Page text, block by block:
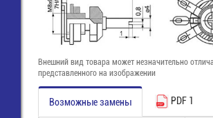
Внешний вид товара может незначительно
представленного на изображении
Возможные замены PDF 1